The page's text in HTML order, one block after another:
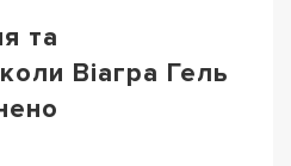
та
Віагра Гель